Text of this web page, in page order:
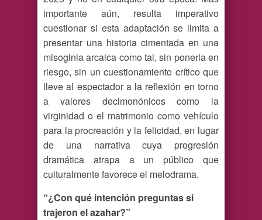
importante aún, resulta imperativo
cuestionar si esta adaptación se limita a
presentar una historia cimentada en una
misoginia arcaica como tal, sin ponerla en
riesgo, sin un cuestionamiento crítico que
lleve al espectador a la reflexión en torno
a valores decimonónicos como la
virginidad o el matrimonio como vehículo
para la procreación y la felicidad, en lugar
de una narrativa cuya progresión
dramática atrapa a un público que
culturalmente favorece el melodrama.
“¿Con qué intención preguntas si
trajeron el azahar?”